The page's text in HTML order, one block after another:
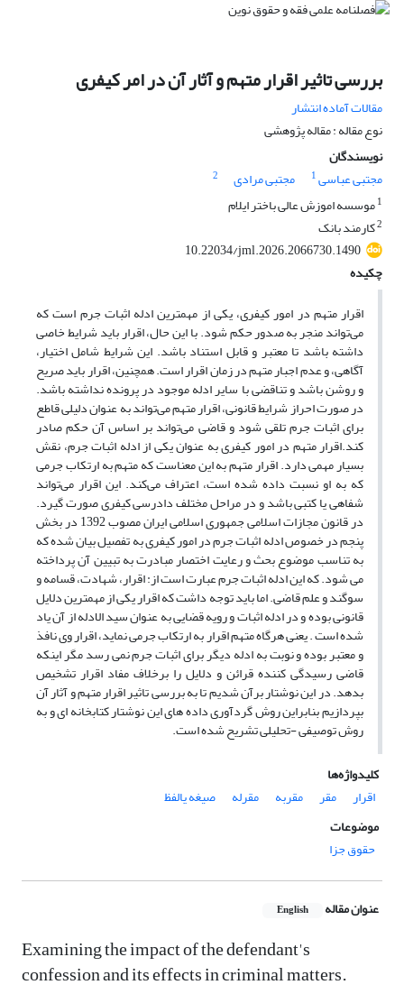
بررسی تاثیر اقرار متهم و آثار آن در امر کیفری
مقالات آماده انتشار
نوع مقاله : مقاله پژوهشی
نویسندگان
مجتبی عباسی1 مجتبی مرادی
2
1موسسه اموزش عالی باختر ایلام
2کارمند بانک
10.22034/jml.2026.2066730.1490
چکیده
اقرار متهم در امور کیفری، یکی از مهمترین ادله اثبات جرم است که
می‌تواند منجر به صدور حکم شود. با این حال، اقرار باید شرایط خاصی
داشته باشد تا معتبر و قابل استناد باشد. این شرایط شامل اختیار،
آگاهی، و عدم اجبار متهم در زمان اقرار است. همچنین، اقرار باید صریح
و روشن باشد و تناقضی با سایر ادله موجود در پرونده نداشته باشد.
در صورت احراز شرایط قانونی، اقرار متهم می‌تواند به عنوان دلیلی قاطع
برای اثبات جرم تلقی شود و قاضی می‌تواند بر اساس آن حکم صادر
کند.اقرار متهم در امور کیفری به عنوان یکی از ادله اثبات جرم، نقش
بسیار مهمی دارد. اقرار متهم به این معناست که متهم به ارتکاب جرمی
که به او نسبت داده شده است، اعتراف می‌کند. این اقرار می‌تواند
شفاهی یا کتبی باشد و در مراحل مختلف دادرسی کیفری صورت گیرد.
در قانون مجازات اسلامی جمهوری اسلامی ایران مصوب 1392 در بخش
پنجم در خصوص ادله اثبات جرم در امور کیفری به تفصیل بیان شده که
به تناسب موضوع بحث و رعایت اختصار مبادرت به تبیین آن پرداخته
می شود. که این ادله اثبات جرم عبارت است از: اقرار، شهادت، قسامه و
سوگند و علم قاضی. اما باید توجه داشت که اقرار یکی از مهمترین دلایل
قانونی بوده و در ادله اثبات و رویه قضایی به عنوان سید الادله از آن یاد
شده است . یعنی هرگاه متهم اقرار به ارتکاب جرمی نماید، اقرار وی نافذ
و معتبر بوده و نوبت به ادله دیگر برای اثبات جرم نمی رسد مگر اینکه
قاضی رسیدگی کننده قرائن و دلایل را برخلاف مفاد اقرار تشخیص
بدهد. در این نوشتار برآن شدیم تا به بررسی تاثیر اقرار متهم و آثار آن
بپردازیم بنابراین روش گردآوری داده های این نوشتار کتابخانه ای و به
روش توصیفی -تحلیلی تشریح شده است.
کلیدواژه‌ها
اقرار
مقر مقربه مقرله
صیغه یالفظ
موضوعات
حقوق جزا
عنوان مقاله English
Examining the impact of the defendant's
confession and its effects in criminal matters.